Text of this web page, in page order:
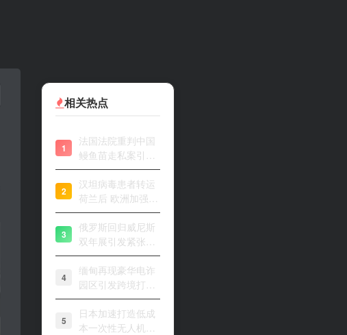
相关热点
1
法国法院重判中国
鳗鱼苗走私案引关
注
2
汉坦病毒患者转运
荷兰后 欧洲加强风
险评估
3
俄罗斯回归威尼斯
双年展引发紧张开
幕
4
缅甸再现豪华电诈
园区引发跨境打击
关注
5
日本加速打造低成
本一次性无人机战